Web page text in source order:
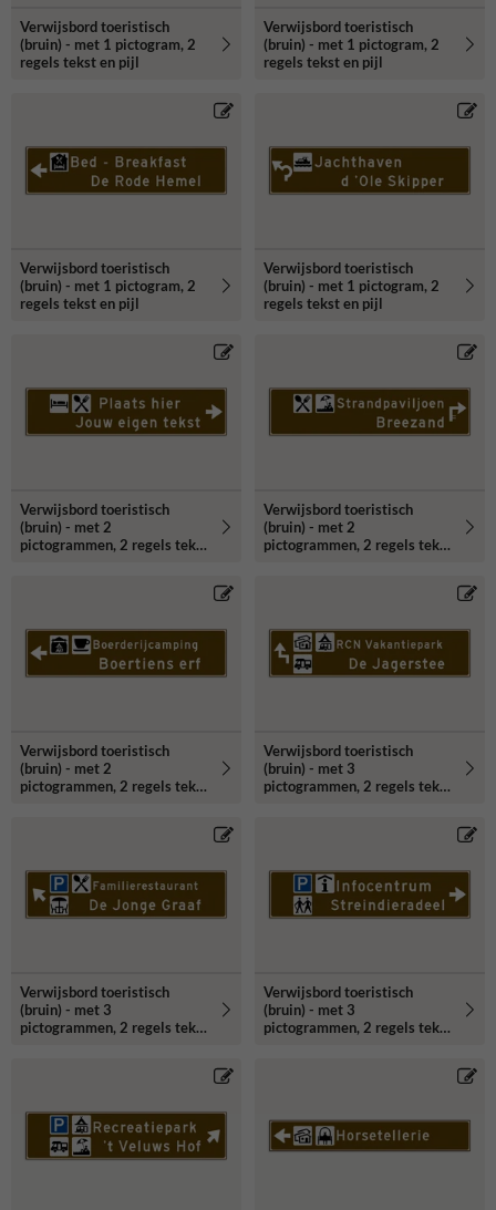
Verwijsbord toeristisch
(bruin) - met 1 pictogram, 2
regels tekst en pijl
Verwijsbord toeristisch
(bruin) - met 1 pictogram, 2
regels tekst en pijl
Verwijsbord toeristisch
(bruin) - met 1 pictogram, 2
regels tekst en pijl
Verwijsbord toeristisch
(bruin) - met 1 pictogram, 2
regels tekst en pijl
Verwijsbord toeristisch
(bruin) - met 2
pictogrammen, 2 regels tekst
Verwijsbord toeristisch
(bruin) - met 2
pictogrammen, 2 regels tekst
Verwijsbord toeristisch
(bruin) - met 2
pictogrammen, 2 regels tekst
Verwijsbord toeristisch
(bruin) - met 3
pictogrammen, 2 regels tekst
Verwijsbord toeristisch
(bruin) - met 3
pictogrammen, 2 regels tekst
Verwijsbord toeristisch
(bruin) - met 3
pictogrammen, 2 regels tekst